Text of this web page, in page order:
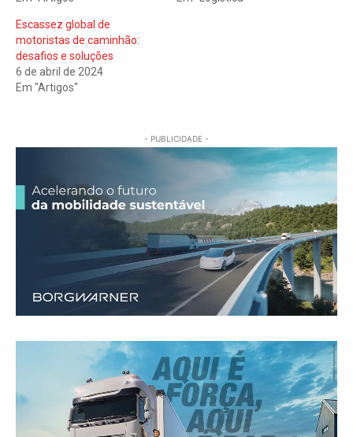
Escassez global de
motoristas de caminhão:
desafios e soluções
6 de abril de 2024
Em "Artigos"
- PUBLICIDADE -